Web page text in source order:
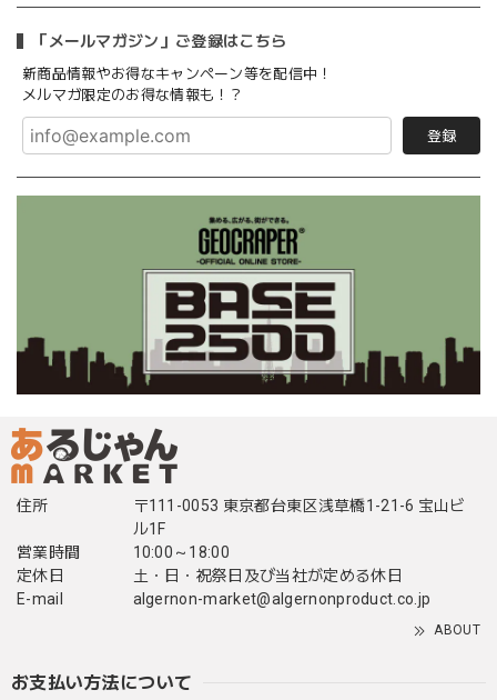
「メールマガジン」ご登録はこちら
新商品情報やお得なキャンペーン等を配信中！
メルマガ限定のお得な情報も！？
登録
住所
〒111-0053 東京都台東区浅草橋1-21-6 宝山ビ
ル1F
営業時間
10:00～18:00
定休日
土・日・祝祭日及び当社が定める休日
E-mail
algernon-market@algernonproduct.co.jp
ABOUT
お支払い方法について